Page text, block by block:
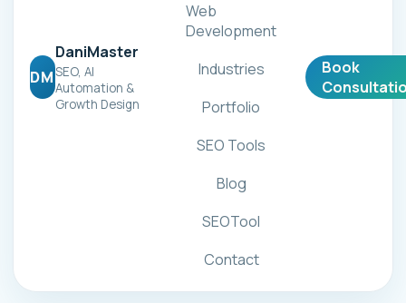
DM
DaniMaster
SEO, AI
Automation &
Growth Design
Web
Development
Industries
Portfolio
SEO Tools
Blog
SEOTool
Contact
Book